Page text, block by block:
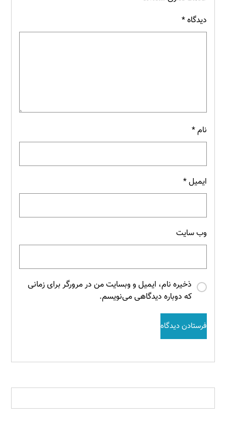
دیدگاه*
نام*
ایمیل*
وب‌ سایت
ذخیره نام، ایمیل و وبسایت من در مرورگر برای زمانی
که دوباره دیدگاهی می‌نویسم.
فرستادن دیدگاه